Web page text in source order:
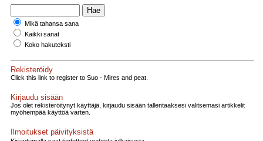
Mikä tahansa sana
Kaikki sanat
Koko hakuteksti
Rekisteröidy
Click this link to register to Suo - Mires and peat.
Kirjaudu sisään
Jos olet rekisteröitynyt käyttäjä, kirjaudu sisään tallentaaksesi valitsemasi artikkelit
myöhempää käyttöä varten.
Ilmoitukset päivityksistä